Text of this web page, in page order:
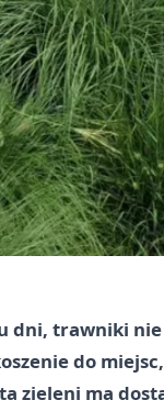
dni, trawniki
do
zieleni ma